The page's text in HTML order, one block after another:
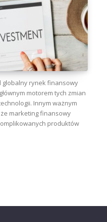
globalny rynek finansowy
motorem tych zmian
Innym ważnym
marketing finansowy
produktów